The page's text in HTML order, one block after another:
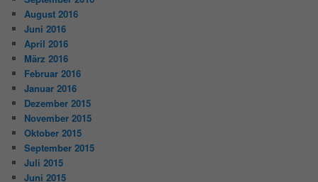
August 2016
Juni 2016
April 2016
März 2016
Februar 2016
Januar 2016
Dezember 2015
November 2015
Oktober 2015
September 2015
Juli 2015
Juni 2015